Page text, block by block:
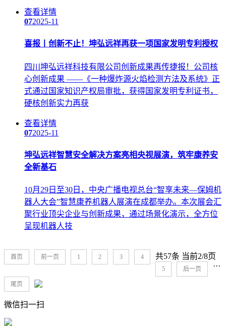
查看详情
072025-11
喜报丨创新不止！坤弘远祥再获一项国家发明专利授权
四川坤弘远祥科技有限公司创新成果再传捷报！公司核
心创新成果 ——《一种爆炸源火焰检测方法及系统》正
式通过国家知识产权局审批，获得国家发明专利证书，
硬核创新实力再获
查看详情
072025-11
坤弘远祥智慧安全解决方案亮相央视展演，筑牢康养安
全新基石
10月29日至30日，中央广播电视总台“智享未来—保姆机
器人大会”智慧康养机器人展演在成都举办。本次展会汇
聚行业顶尖企业与创新成果，通过场景化演示，全方位
呈现机器人技
共57条 当前2/8页
首页 前一页 1 2 3
4
5
···
后一页
尾页
微信扫一扫